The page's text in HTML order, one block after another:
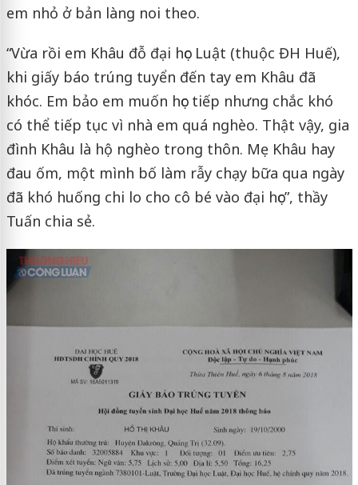
em nhỏ ở bản làng noi theo.
“Vừa rồi em Khâu đỗ đại học Luật (thuộc ĐH Huế),
khi giấy báo trúng tuyển đến tay em Khâu đã
khóc. Em bảo em muốn học tiếp nhưng chắc khó
có thể tiếp tục vì nhà em quá nghèo. Thật vậy, gia
đình Khâu là hộ nghèo trong thôn. Mẹ Khâu hay
đau ốm, một mình bố làm rẫy chạy bữa qua ngày
đã khó huống chi lo cho cô bé vào đại học”, thầy
Tuấn chia sẻ.